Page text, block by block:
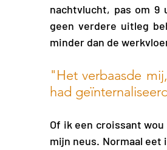
nachtvlucht, pas om 9
geen verdere uitleg
minder dan de
"Het verbaasde
had
Of ik een croissant
mijn neus. Normaal